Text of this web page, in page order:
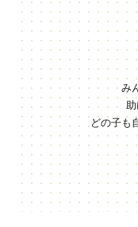
み
助
どの子も